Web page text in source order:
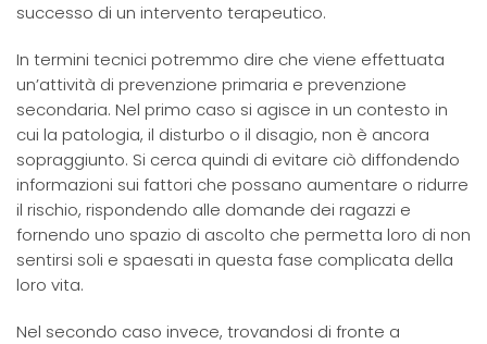
successo di un intervento terapeutico.
In termini tecnici potremmo dire che viene effettuata
un’attività di prevenzione primaria e prevenzione
secondaria. Nel primo caso si agisce in un contesto in
cui la patologia, il disturbo o il disagio, non è ancora
sopraggiunto. Si cerca quindi di evitare ciò diffondendo
informazioni sui fattori che possano aumentare o ridurre
il rischio, rispondendo alle domande dei ragazzi e
fornendo uno spazio di ascolto che permetta loro di non
sentirsi soli e spaesati in questa fase complicata della
loro vita.
Nel secondo caso invece, trovandosi di fronte a